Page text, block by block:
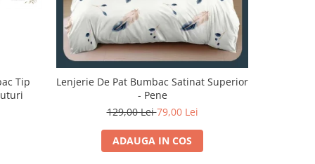
Tip
Lenjerie De Pat Bumbac Satinat Superior
- Pene
129,00 Lei79,00 Lei
ADAUGA IN COS